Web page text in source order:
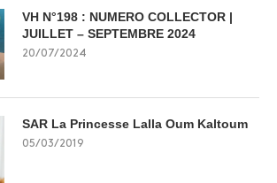
VH N°198 : NUMERO COLLECTOR |
JUILLET – SEPTEMBRE 2024
20/07/2024
SAR La Princesse Lalla Oum Kaltoum
05/03/2019